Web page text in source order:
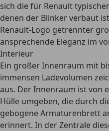
sich die für Renault
denen der Blinker verbaut
Renault-Logo getrennter
ansprechende Eleganz im
Interieur
Ein großer Innenraum mit
immensen Ladevolumen
aus. Der Innenraum ist von
Hülle umgeben, die durch
gebogene Armaturenbrett
erinnert. In der Zentrale